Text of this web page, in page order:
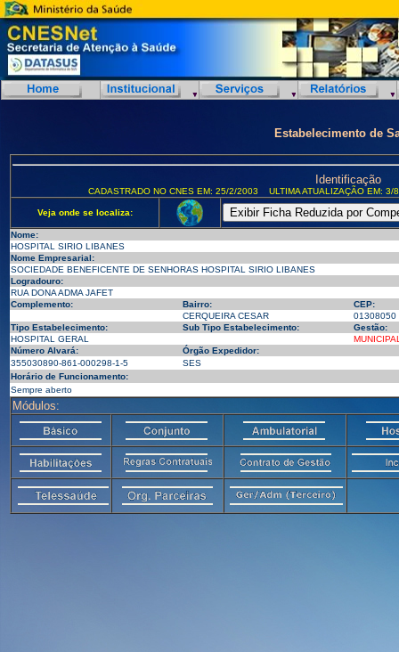
Estabelecimento de
Identificação
CADASTRADO NO CNES EM: 25/2/2003 ULTIMA ATUALIZAÇÃO EM:
Veja onde se localiza:
Nome:
HOSPITAL SIRIO LIBANES
Nome Empresarial:
SOCIEDADE BENEFICENTE DE SENHORAS HOSPITAL SIRIO LIBANES
Logradouro:
RUA DONA ADMA JAFET
Complemento:
Bairro:
CEP:
CERQUEIRA CESAR
01308050
Tipo Estabelecimento:
Sub Tipo Estabelecimento:
Gestão:
HOSPITAL GERAL
Número Alvará:
Órgão Expedidor:
355030890-861-000298-1-5
SES
Horário de Funcionamento:
Sempre aberto
Módulos: